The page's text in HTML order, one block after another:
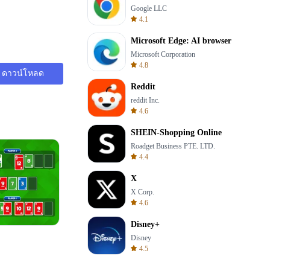
ดาวน์โหลด
Words of Wonders
Google LLC
4.1
Microsoft Edge: AI browser
Microsoft Corporation
4.8
Reddit
reddit Inc.
4.6
SHEIN-Shopping Online
Roadget Business PTE. LTD.
4.4
X
X Corp.
4.6
Disney+
Disney
4.5